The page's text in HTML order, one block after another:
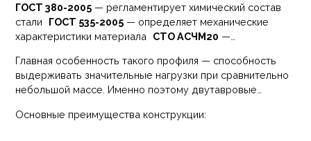
ГОСТ 380-2005 — регламентирует химический состав
стали ГОСТ 535-2005 — определяет механические
характеристики материала СТО АСЧМ20 —
профилей
Главная особенность такого профиля — способность
выдерживать значительные нагрузки при сравнительно
небольшой массе. Именно поэтому двутавровые
сооружений.
Основные преимущества конструкции: